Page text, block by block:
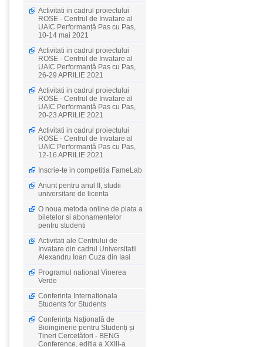
Activitati in cadrul proiectului
ROSE - Centrul de Invatare al
UAIC Performanță Pas cu Pas,
10-14 mai 2021
Activitati in cadrul proiectului
ROSE - Centrul de Invatare al
UAIC Performanță Pas cu Pas,
26-29 APRILIE 2021
Activitati in cadrul proiectului
ROSE - Centrul de Invatare al
UAIC Performanță Pas cu Pas,
20-23 APRILIE 2021
Activitati in cadrul proiectului
ROSE - Centrul de Invatare al
UAIC Performanță Pas cu Pas,
12-16 APRILIE 2021
Inscrie-te in competitia FameLab
Anunt pentru anul II, studii
universitare de licenta
O noua metoda online de plata a
biletelor si abonamentelor
pentru studenti
Activitati ale Centrului de
Invatare din cadrul Universitatii
Alexandru Ioan Cuza din Iasi
Programul national Vinerea
Verde
Conferinta Internationala
Students for Students
Conferința Națională de
Bioinginerie pentru Studenți și
Tineri Cercetători - BENG
Conference, editia a XXIII-a